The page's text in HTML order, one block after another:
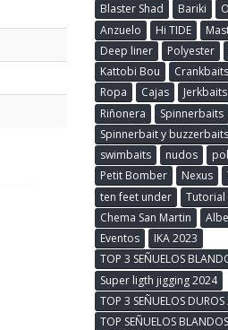
Blaster Shad
Bariki
Anzuelo
Hi TIDE
Deep liner
Polyester
Kattobi Bou
Crankbaits
Ropa
Cajas
Riñonera
Spinnerbaits
Spinnerbait y buzzerbaits
swimbaits
nudos
Petit Bomber
Nexus
ten feet under
Tutorial
Chema San Martin
Eventos
IKA 2023
TOP 3 SEÑUELOS
Super ligth jigging 2024
TOP 3 SEÑUELOS DUROS
TOP SEÑUELOS